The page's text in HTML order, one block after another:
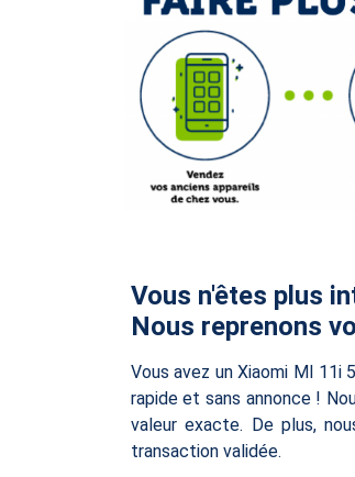
Vous n'êtes plus
Nous reprenons
Vous avez un Xiaomi MI 11i
rapide et sans annonce !
valeur exacte. De plus,
transaction validée.